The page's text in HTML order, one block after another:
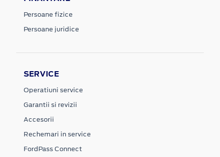
Persoane fizice
Persoane juridice
SERVICE
Operatiuni service
Garantii si revizii
Accesorii
Rechemari in service
FordPass Connect